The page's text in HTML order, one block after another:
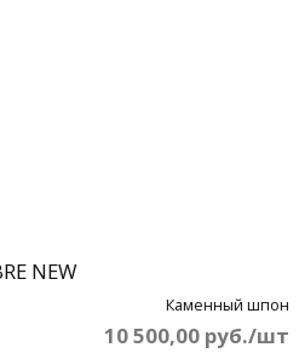
NEW
Каменный шпон
10 500,00 руб./шт